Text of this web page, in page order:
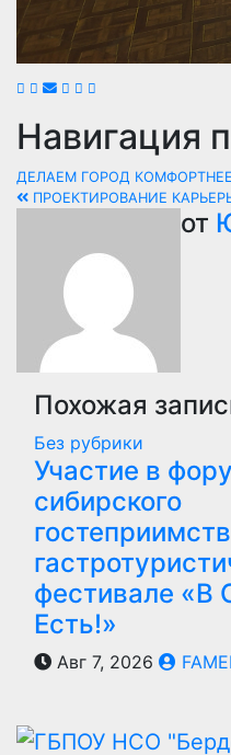
Навигация
ДЕЛАЕМ ГОРОД КОМФОРТНЕЕ
ПРОЕКТИРОВАНИЕ
от
Похожая
Без рубрики
Участие в
сибирского
фестивале «В
Есть!»
Авг 7, 2026